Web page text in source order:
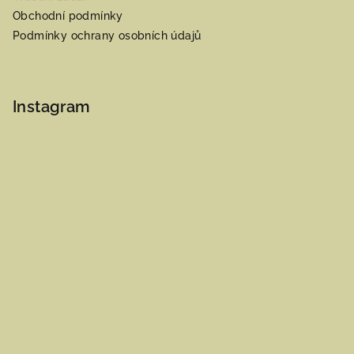
Obchodní podmínky
Podmínky ochrany osobních údajů
Instagram